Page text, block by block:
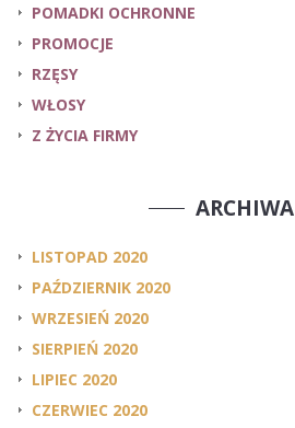
POMADKI OCHRONNE
PROMOCJE
RZĘSY
WŁOSY
Z ŻYCIA FIRMY
ARCHIWA
LISTOPAD 2020
PAŹDZIERNIK 2020
WRZESIEŃ 2020
SIERPIEŃ 2020
LIPIEC 2020
CZERWIEC 2020